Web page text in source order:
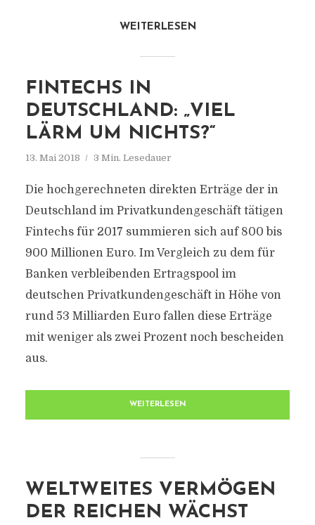
WEITERLESEN
FINTECHS IN
DEUTSCHLAND: „VIEL
LÄRM UM NICHTS?“
13. Mai 2018 3 Min. Lesedauer
Die hochgerechneten direkten Erträge der in
Deutschland im Privatkundengeschäft tätigen
Fintechs für 2017 summieren sich auf 800 bis
900 Millionen Euro. Im Vergleich zu dem für
Banken verbleibenden Ertragspool im
deutschen Privatkundengeschäft in Höhe von
rund 53 Milliarden Euro fallen diese Erträge
mit weniger als zwei Prozent noch bescheiden
aus.
WEITERLESEN
WELTWEITES VERMÖGEN
DER REICHEN WÄCHST